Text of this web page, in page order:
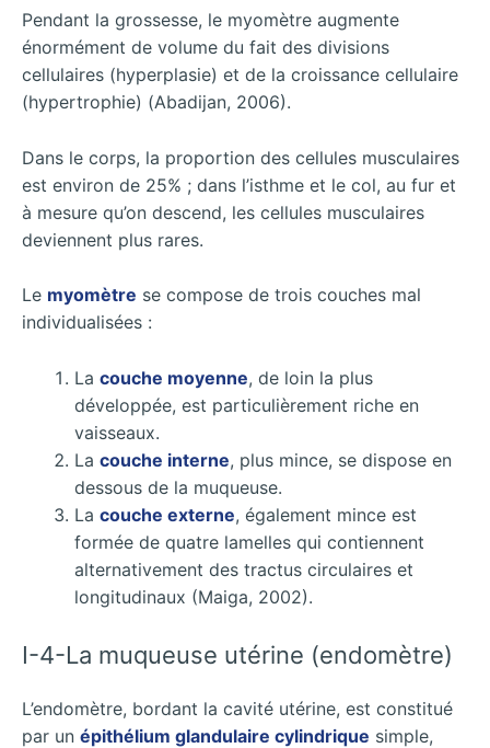
Pendant la grossesse, le myomètre augmente
énormément de volume du fait des divisions
cellulaires (hyperplasie) et de la croissance cellulaire
(hypertrophie) (Abadijan, 2006).
Dans le corps, la proportion des cellules musculaires
est environ de 25% ; dans l’isthme et le col, au fur et
à mesure qu’on descend, les cellules musculaires
deviennent plus rares.
Le myomètre se compose de trois couches mal
individualisées :
La couche moyenne, de loin la plus
développée, est particulièrement riche en
vaisseaux.
La couche interne, plus mince, se dispose en
dessous de la muqueuse.
La couche externe, également mince est
formée de quatre lamelles qui contiennent
alternativement des tractus circulaires et
longitudinaux (Maiga, 2002).
I-4-La muqueuse utérine (endomètre)
L’endomètre, bordant la cavité utérine, est constitué
par un épithélium glandulaire cylindrique simple,